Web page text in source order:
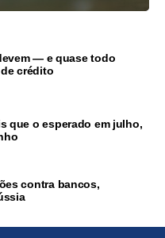
— e quase todo
crédito
que o esperado em julho,
contra bancos,